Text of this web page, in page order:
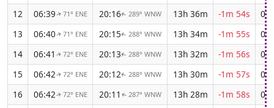
12
06:39↑ 71° ENE 20:16↑ 289° WNW 13h 36m -1m 54s
13
06:40↑ 71° ENE 20:15↑ 288° WNW 13h 34m -1m 55s
14
06:41 ↑ 72° ENE 20:13↑ 288° WNW 13h 32m -1m 56s
15
06:42↑ 72° ENE 20:12↑ 288° WNW 13h 30m -1m 57s
16
06:42↑ 72° ENE 20:11 ↑ 287° WNW 13h 28m -1m 58s